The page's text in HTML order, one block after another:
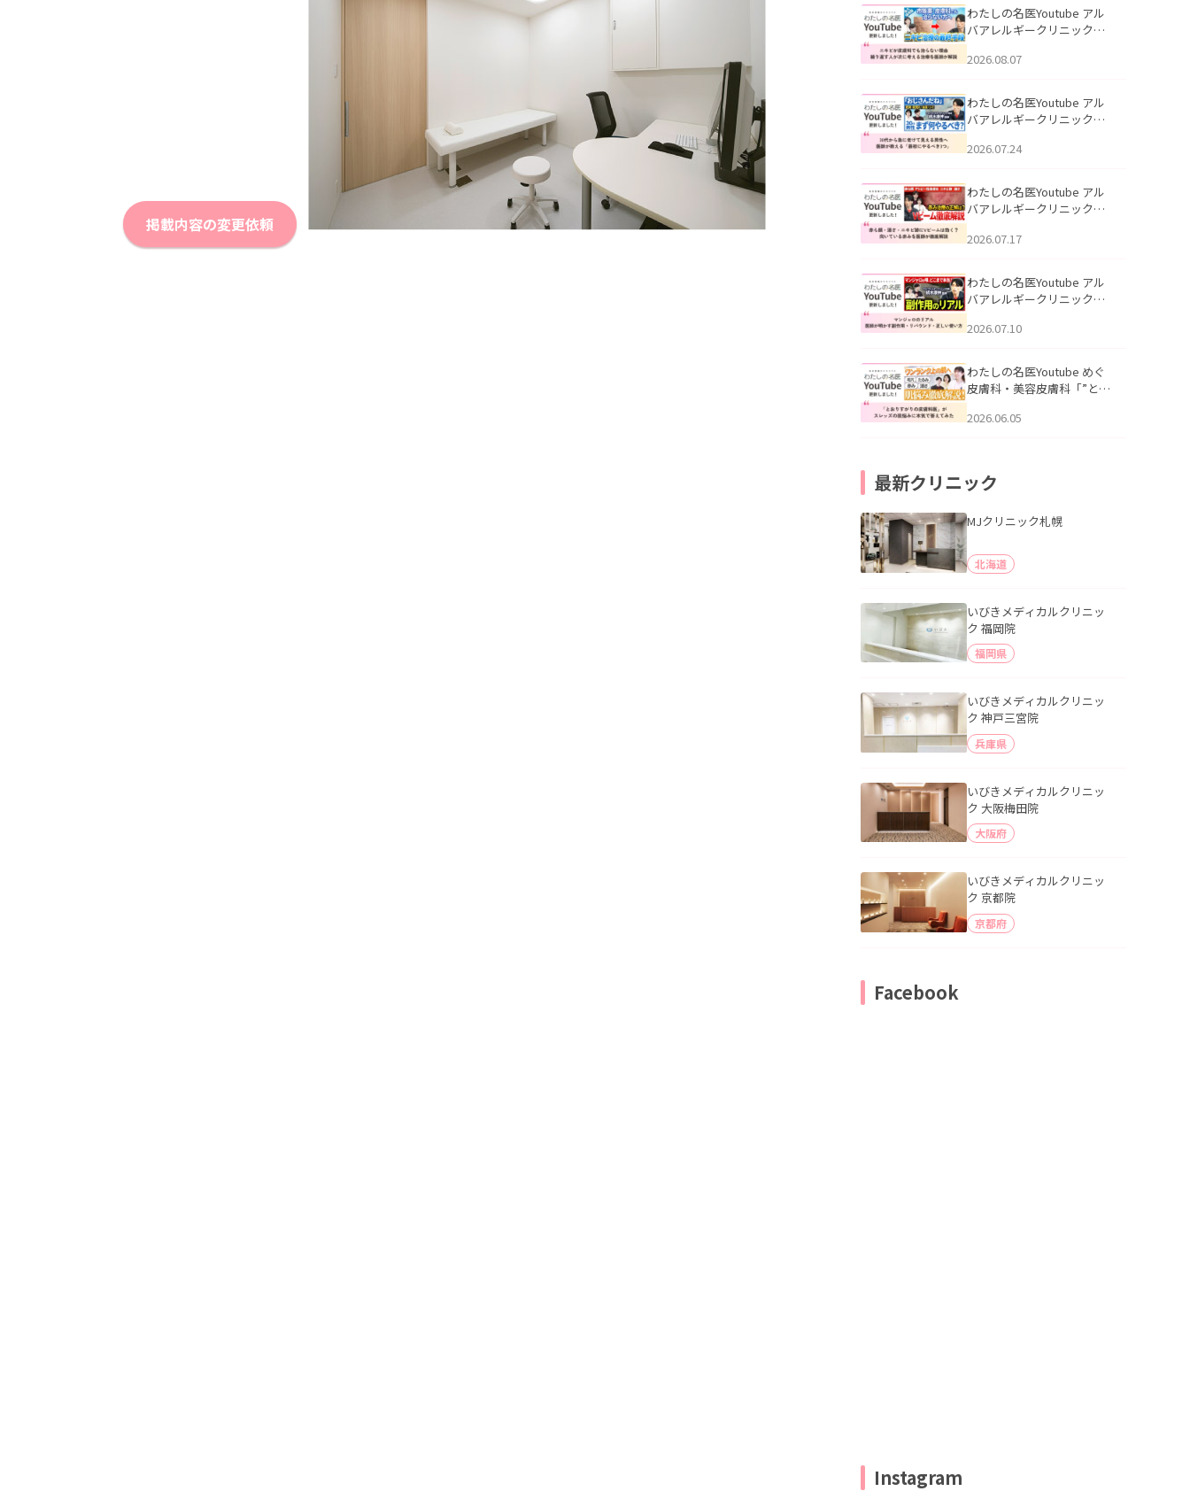
掲載内容の変更依頼
わたしの名医Youtube アル
バアレルギークリニック札
らない理由｜繰り返す人が
説」を公開いたしました。
2026.08.07
わたしの名医Youtube アル
バアレルギークリニック札
える男性へ｜医師が教える
公開いたしました。
2026.07.24
わたしの名医Youtube アル
バアレルギークリニック札
跡にVビームは効く？向いて
説」を公開いたしました。
2026.07.17
わたしの名医Youtube アル
バアレルギークリニック札
医師が明かす副作用・リバ
公開いたしました。
2026.07.10
わたしの名医Youtube めぐ
皮膚科・美容皮膚科「”とお
ッズの肌悩みに本気で答え
2026.06.05
最新クリニック
MJクリニック札幌
北海道
いびきメディカルクリニッ
ク 福岡院
福岡県
いびきメディカルクリニッ
ク 神戸三宮院
兵庫県
いびきメディカルクリニッ
ク 大阪梅田院
大阪府
いびきメディカルクリニッ
ク 京都院
京都府
Facebook
Instagram